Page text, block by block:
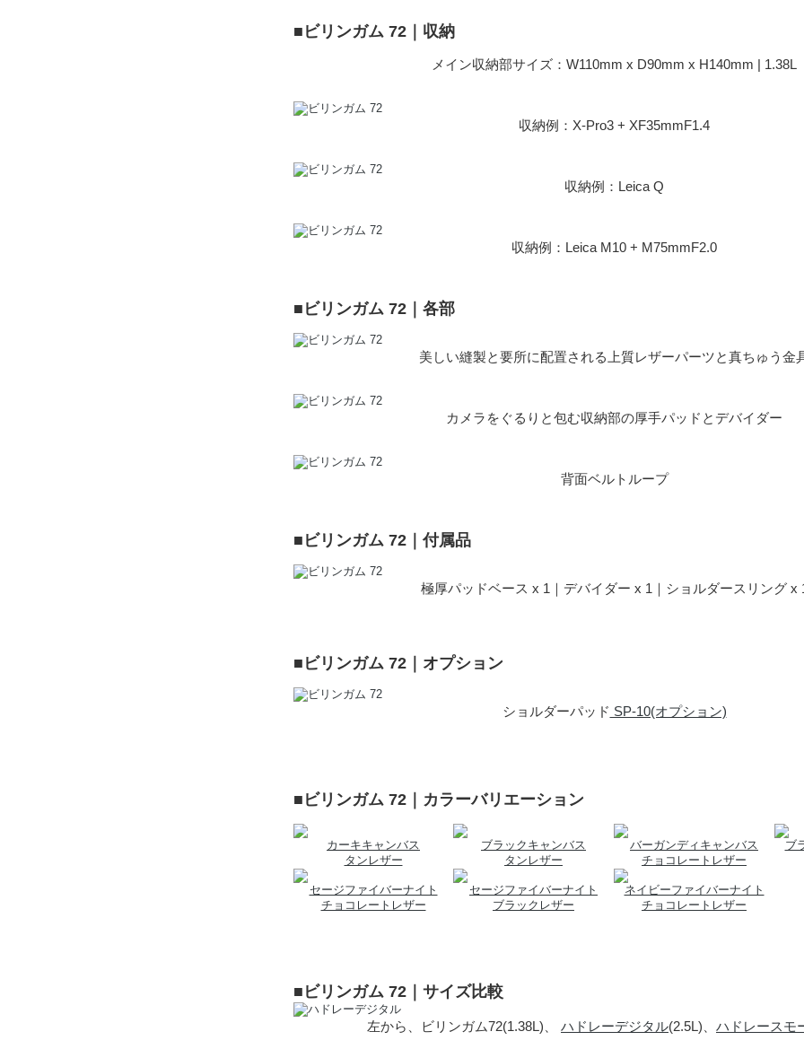
■ビリンガム 72｜収納
メイン収納部サイズ：W110mm x D90mm x H140mm | 1.38L
収納例：X-Pro3 + XF35mmF1.4
収納例：Leica Q
収納例：Leica M10 + M75mmF2.0
■ビリンガム 72｜各部
美しい縫製と要所に配置される上質レザーパーツと真ちゅう金
カメラをぐるりと包む収納部の厚手パッドとデバイダー
背面ベルトループ
■ビリンガム 72｜付属品
極厚パッドベース x 1｜デバイダー x 1｜ショルダースリング x
■ビリンガム 72｜オプション
ショルダーパッド SP-10(オプション)
■ビリンガム 72｜カラーバリエーション
カーキキャンバス
タンレザー
ブラックキャンバス
タンレザー
バーガンディキャンバス
チョコレートレザー
ブ
セージファイバーナイト
チョコレートレザー
セージファイバーナイト
ブラックレザー
ネイビーファイバーナイト
チョコレートレザー
■ビリンガム 72｜サイズ比較
左から、ビリンガム72(1.38L)、 ハドレーデジタル(2.5L)、 ハドレースモ